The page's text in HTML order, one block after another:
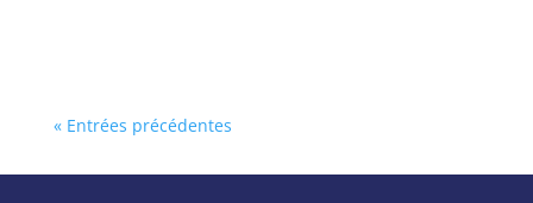
« Entrées précédentes